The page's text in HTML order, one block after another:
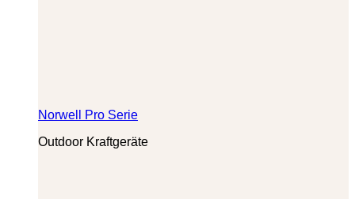
Norwell Pro Serie
Outdoor Kraftgeräte